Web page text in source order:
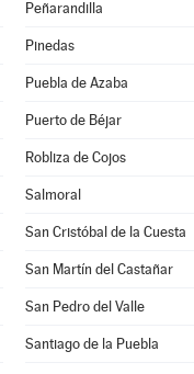
Peñarandilla
Pinedas
Puebla de Azaba
Puerto de Béjar
Robliza de Cojos
Salmoral
San Cristóbal de la Cuesta
San Martín del Castañar
San Pedro del Valle
Santiago de la Puebla